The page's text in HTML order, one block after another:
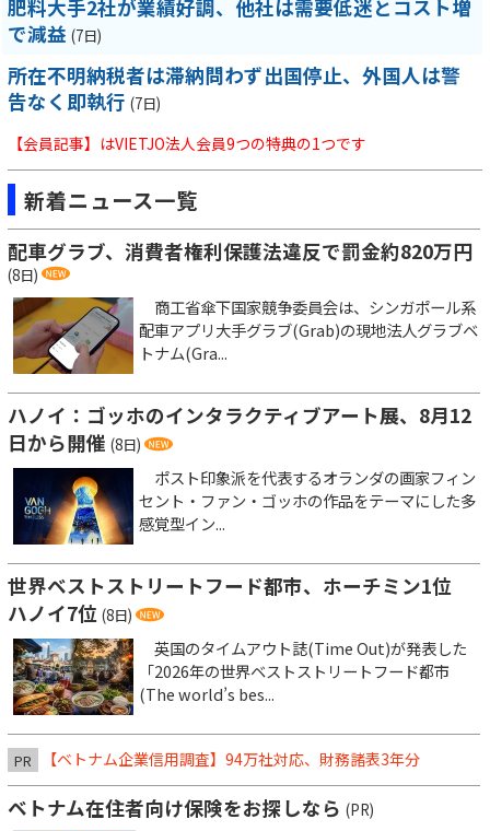
肥料大手2社が業績好調、他社は需要低迷とコスト増
で減益 (7日)
所在不明納税者は滞納問わず出国停止、外国人は警
告なく即執行 (7日)
【会員記事】はVIETJO法人会員9つの特典の1つです
新着ニュース一覧
配車グラブ、消費者権利保護法違反で罰金約820万円
(8日)
商工省傘下国家競争委員会は、シンガポール系
配車アプリ大手グラブ(Grab)の現地法人グラブベ
トナム(Gra...
ハノイ：ゴッホのインタラクティブアート展、8月12
日から開催 (8日)
ポスト印象派を代表するオランダの画家フィン
セント・ファン・ゴッホの作品をテーマにした多
感覚型イン...
世界ベストストリートフード都市、ホーチミン1位
ハノイ7位 (8日)
英国のタイムアウト誌(Time Out)が発表した
「2026年の世界ベストストリートフード都市
(The world’s bes...
PR 【ベトナム企業信用調査】94万社対応、財務諸表3年分
ベトナム在住者向け保険をお探しなら (PR)